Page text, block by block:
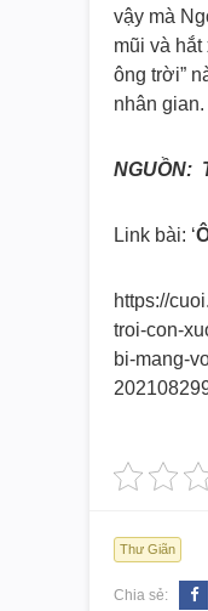
vậy mà
mũi và hắt
ông trời”
nhân gian.
NGUỒN:
Link bài: ‘
https://
troi-con-
bi-mang-
Thư Giãn
Chia sẻ: